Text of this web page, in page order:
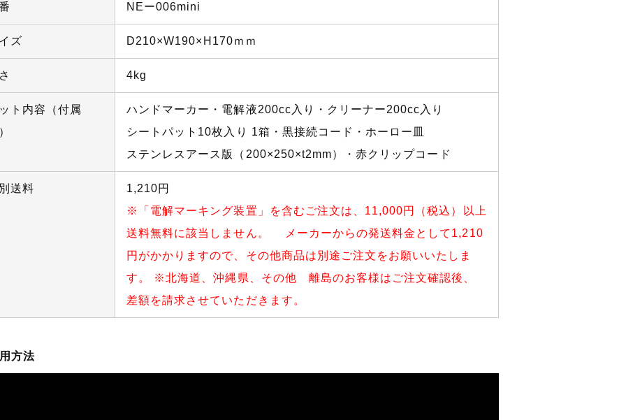
NEー006mini
ズ D210×W190×H170ｍｍ
4kg
ト内容（付属
ハンドマーカー・電解液200cc入り・クリーナー200cc入り
シートパット10枚入り 1箱・黒接続コード・ホーロー皿
ステンレスアース版（200×250×t2mm）・赤クリップコード
送料
1,210円
※「電解マーキング装置」を含むご注文は、11,000円（税込）以上
送料無料に該当しません。 メーカーからの発送料金として1,210
円がかかりますので、その他商品は別途ご注文をお願いいたしま
す。 ※北海道、沖縄県、その他 離島のお客様はご注文確認後、
差額を請求させていただきます。
方法